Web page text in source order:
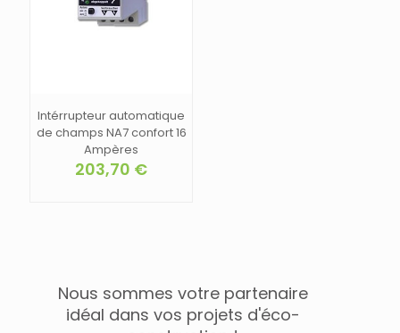
Intérrupteur automatique
de champs NA7 confort 16
Ampères
203,70 €
Nous sommes votre partenaire
idéal dans vos projets d'éco-